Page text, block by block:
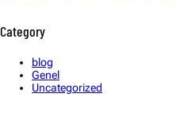
Category
blog
Genel
Uncategorized